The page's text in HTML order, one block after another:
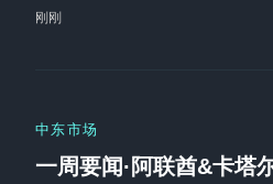
刚刚
中东市场
一周要闻·阿联酋&卡塔